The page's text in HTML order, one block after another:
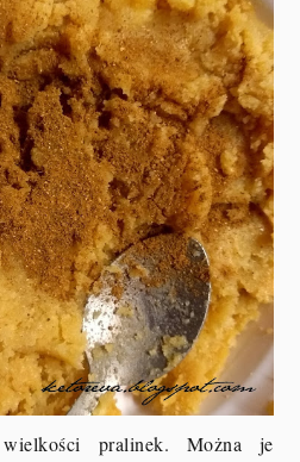
pralinek. Można je